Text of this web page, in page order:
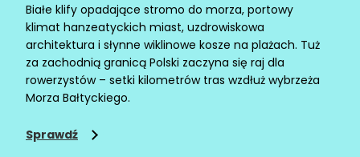
Białe klify opadające stromo do morza, portowy
klimat hanzeatyckich miast, uzdrowiskowa
architektura i słynne wiklinowe kosze na plażach. Tuż
za zachodnią granicą Polski zaczyna się raj dla
rowerzystów – setki kilometrów tras wzdłuż wybrzeża
Morza Bałtyckiego.
Sprawdź